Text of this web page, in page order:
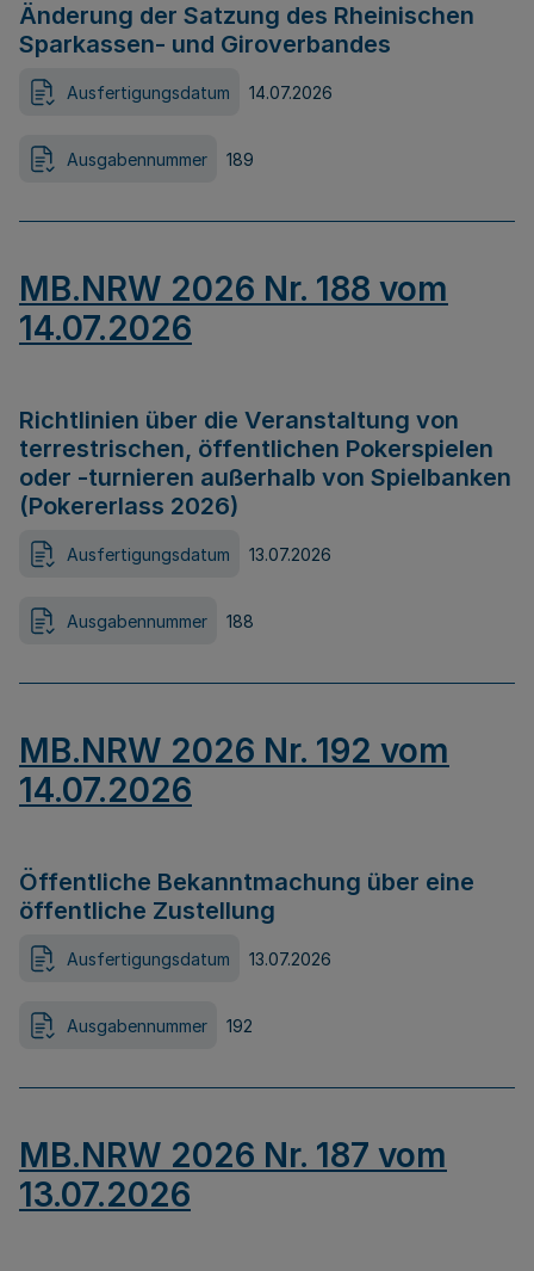
Änderung der Satzung des Rheinischen
Sparkassen- und Giroverbandes
Ausfertigungsdatum 14.07.2026
Ausgabennummer 189
MB.NRW 2026 Nr. 188 vom
14.07.2026
Richtlinien über die Veranstaltung von
terrestrischen, öffentlichen Pokerspielen
oder -turnieren außerhalb von Spielbanken
(Pokererlass 2026)
Ausfertigungsdatum 13.07.2026
Ausgabennummer 188
MB.NRW 2026 Nr. 192 vom
14.07.2026
Öffentliche Bekanntmachung über eine
öffentliche Zustellung
Ausfertigungsdatum 13.07.2026
Ausgabennummer 192
MB.NRW 2026 Nr. 187 vom
13.07.2026